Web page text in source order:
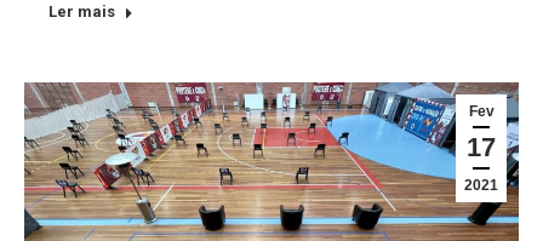
Ler mais
Fev
17
2021